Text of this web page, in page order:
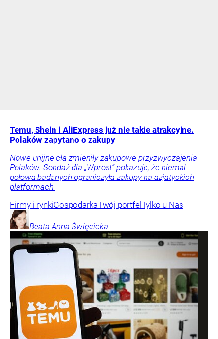
Temu, Shein i AliExpress już nie takie atrakcyjne.
Polaków zapytano o zakupy
Nowe unijne cła zmieniły zakupowe przyzwyczajenia
Polaków. Sondaż dla „Wprost” pokazuje, że niemal
połowa badanych ograniczyła zakupy na azjatyckich
platformach.
Firmy i rynkiGospodarkaTwój portfelTylko u Nas
Beata Anna Święcicka